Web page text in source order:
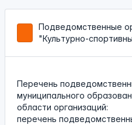
Подведомственные
"Культурно-
Перечень
муниципального
области организаций:
перечень